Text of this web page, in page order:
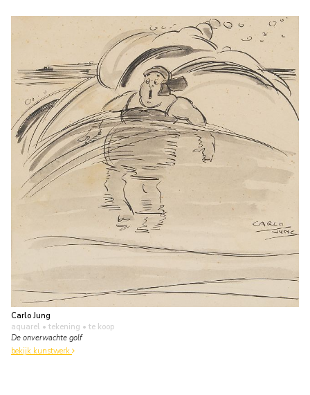
Carlo Jung
aquarel • tekening • te koop
De onverwachte golf
bekijk kunstwerk